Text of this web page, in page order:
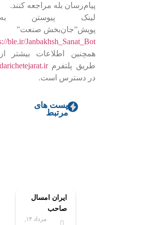
پست های
مرتبط
ایران امسال
صاحب
پیشرفته‌ترین
مرداد ۱۴,
پیام‌رسان بله مراجعه کنند.
لینک پیوستن به
پویش”جان‌بخش صنعت”
ble.ir/Janbakhsh_Sanat_Bot
همچنین اطلاعات بیشتر از
طریق پلتفرم darichetejarat.ir
در دسترس است.